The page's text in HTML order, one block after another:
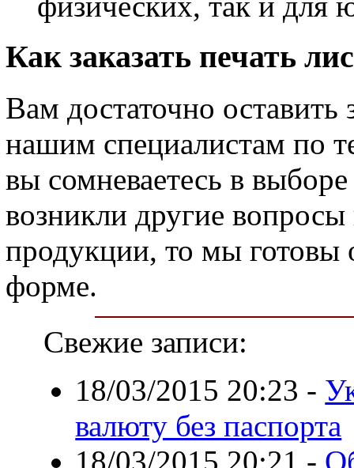
Как заказать печать
Вам достаточно оставить
нашим специалистам по
вы сомневаетесь в
возникли другие
продукции, то мы готовы
форме.
Свежие записи:
18/03/2015 20:23 -
валюту без паспорта